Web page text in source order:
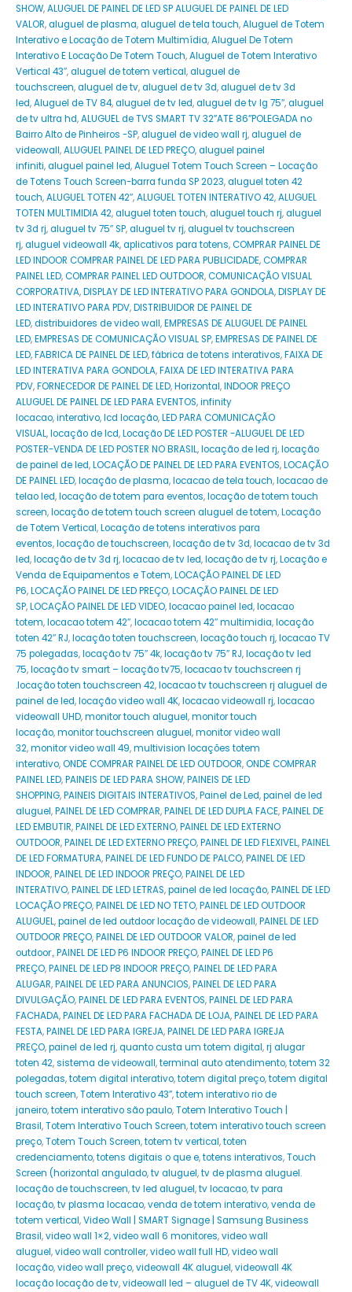
SHOW,ALUGUEL DE PAINEL DE LED SP ALUGUEL DE PAINEL DE LED
VALOR,aluguel de plasma,aluguel de tela touch,Aluguel de Totem
Interativo e Locação de Totem Multimídia,Aluguel De Totem
Interativo E Locação De Totem Touch,Aluguel de Totem Interativo
Vertical 43″,aluguel de totem vertical,aluguel de
touchscreen,aluguel de tv,aluguel de tv 3d,aluguel de tv 3d
led,Aluguel de TV 84,aluguel de tv led,aluguel de tv lg 75″,aluguel
de tv ultra hd,ALUGUEL de TVS SMART TV 32”ATE 86”POLEGADA no
Bairro‎ Alto de Pinheiros‎ -SP,aluguel de video wall rj,aluguel de
videowall,ALUGUEL PAINEL DE LED PREÇO,aluguel painel
infiniti,aluguel painel led,Aluguel Totem Touch Screen – Locação
de Totens Touch Screen-barra funda SP 2023,aluguel toten 42
touch,ALUGUEL TOTEN 42″,ALUGUEL TOTEN INTERATIVO 42,ALUGUEL
TOTEN MULTIMIDIA 42,aluguel toten touch,aluguel touch rj,aluguel
tv 3d rj,aluguel tv 75″ SP,aluguel tv rj,aluguel tv touchscreen
rj,aluguel videowall 4k,aplicativos para totens,COMPRAR PAINEL DE
LED INDOOR COMPRAR PAINEL DE LED PARA PUBLICIDADE,COMPRAR
PAINEL LED,COMPRAR PAINEL LED OUTDOOR,COMUNICAÇÃO VISUAL
CORPORATIVA,DISPLAY DE LED INTERATIVO PARA GONDOLA,DISPLAY DE
LED INTERATIVO PARA PDV,DISTRIBUIDOR DE PAINEL DE
LED,distribuidores de video wall,EMPRESAS DE ALUGUEL DE PAINEL
LED,EMPRESAS DE COMUNICAÇÃO VISUAL SP,EMPRESAS DE PAINEL DE
LED,FABRICA DE PAINEL DE LED,fábrica de totens interativos,FAIXA DE
LED INTERATIVA PARA GONDOLA,FAIXA DE LED INTERATIVA PARA
PDV,FORNECEDOR DE PAINEL DE LED,Horizontal,INDOOR PREÇO
ALUGUEL DE PAINEL DE LED PARA EVENTOS,infinity
locacao,interativo,lcd locação,LED PARA COMUNICAÇÃO
VISUAL,locação de lcd,Locação DE LED POSTER -ALUGUEL DE LED
POSTER-VENDA DE LED POSTER NO BRASIL,locação de led rj,locação
de painel de led,LOCAÇÃO DE PAINEL DE LED PARA EVENTOS,LOCAÇÃO
DE PAINEL LED,locação de plasma,locacao de tela touch,locacao de
telao led,locação de totem para eventos,locação de totem touch
screen,locação de totem touch screen aluguel de totem,Locação
de Totem Vertical,Locação de totens interativos para
eventos,locação de touchscreen,locação de tv 3d,locacao de tv 3d
led,locação de tv 3d rj,locacao de tv led,locação de tv rj,Locação e
Venda de Equipamentos e Totem,LOCAÇÃO PAINEL DE LED
P6,LOCAÇÃO PAINEL DE LED PREÇO,LOCAÇÃO PAINEL DE LED
SP,LOCAÇÃO PAINEL DE LED VIDEO,locacao painel led,locacao
totem,locacao totem 42″,locacao totem 42″ multimidia,locação
toten 42″ RJ,locação toten touchscreen,locação touch rj,locacao TV
75 polegadas,locação tv 75″ 4k,locação tv 75″ RJ,locação tv led
75,locação tv smart – locação tv75,locacao tv touchscreen rj
.locação toten touchscreen 42,locacao tv touchscreen rj aluguel de
painel de led,locação video wall 4K,locacao videowall rj,locacao
videowall UHD,monitor touch aluguel,monitor touch
locação,monitor touchscreen aluguel,monitor video wall
32,monitor video wall 49,multivision locações totem
interativo,ONDE COMPRAR PAINEL DE LED OUTDOOR,ONDE COMPRAR
PAINEL LED,PAINEIS DE LED PARA SHOW,PAINEIS DE LED
SHOPPING,PAINEIS DIGITAIS INTERATIVOS,Painel de Led,painel de led
aluguel,PAINEL DE LED COMPRAR,PAINEL DE LED DUPLA FACE,PAINEL DE
LED EMBUTIR,PAINEL DE LED EXTERNO,PAINEL DE LED EXTERNO
OUTDOOR,PAINEL DE LED EXTERNO PREÇO,PAINEL DE LED FLEXIVEL,PAINEL
DE LED FORMATURA,PAINEL DE LED FUNDO DE PALCO,PAINEL DE LED
INDOOR,PAINEL DE LED INDOOR PREÇO,PAINEL DE LED
INTERATIVO,PAINEL DE LED LETRAS,painel de led locação,PAINEL DE LED
LOCAÇÃO PREÇO,PAINEL DE LED NO TETO,PAINEL DE LED OUTDOOR
ALUGUEL,painel de led outdoor locação de videowall,PAINEL DE LED
OUTDOOR PREÇO,PAINEL DE LED OUTDOOR VALOR,painel de led
outdoor.,PAINEL DE LED P6 INDOOR PREÇO,PAINEL DE LED P6
PREÇO,PAINEL DE LED P8 INDOOR PREÇO,PAINEL DE LED PARA
ALUGAR,PAINEL DE LED PARA ANUNCIOS,PAINEL DE LED PARA
DIVULGAÇÃO,PAINEL DE LED PARA EVENTOS,PAINEL DE LED PARA
FACHADA,PAINEL DE LED PARA FACHADA DE LOJA,PAINEL DE LED PARA
FESTA,PAINEL DE LED PARA IGREJA,PAINEL DE LED PARA IGREJA
PREÇO,painel de led rj,quanto custa um totem digital,rj alugar
toten 42,sistema de videowall,terminal auto atendimento,totem 32
polegadas,totem digital interativo,totem digital preço,totem digital
touch screen,Totem Interativo 43”,totem interativo rio de
janeiro,totem interativo são paulo,Totem Interativo Touch |
Brasil,Totem Interativo Touch Screen,totem interativo touch screen
preço,Totem Touch Screen,totem tv vertical,toten
credenciamento,totens digitais o que e,totens interativos,Touch
Screen (horizontal angulado,tv aluguel,tv de plasma aluguel.
locação de touchscreen,tv led aluguel,tv locacao,tv para
locação,tv plasma locacao,venda de totem interativo,venda de
totem vertical,Video Wall | SMART Signage | Samsung Business
Brasil,video wall 1×2,video wall 6 monitores,video wall
aluguel,video wall controller,video wall full HD,video wall
locação,video wall preço,videowall 4K aluguel,videowall 4K
locação locação de tv,videowall led – aluguel de TV 4K,videowall